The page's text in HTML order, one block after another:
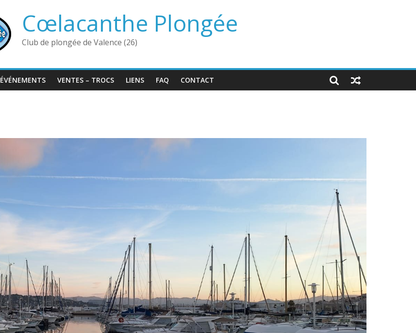
Cœlacanthe Plongée
Club de plongée de Valence (26)
ÉVÉNEMENTS VENTES – TROCS LIENS FAQ CONTACT